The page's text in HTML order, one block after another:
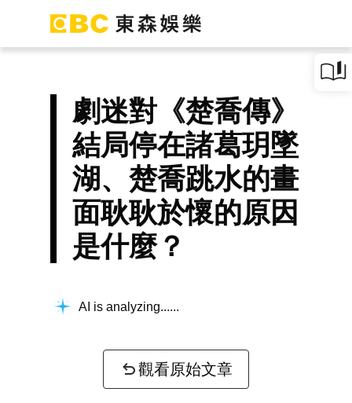
劇迷對《楚喬傳》
結局停在諸葛玥墜
湖、楚喬跳水的畫
面耿耿於懷的原因
是什麼？
AI is analyzing...
觀看原始文章